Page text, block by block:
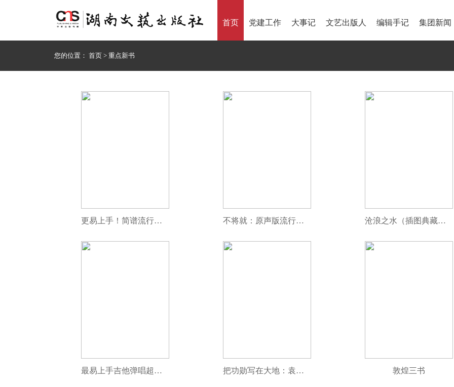
首页 党建工作 大事记 文艺出版人 编辑手记 集团新闻
您的位置： 首页 > 重点新书
更易上手！简谱流行钢琴超精选（新2版） 不将就：原声版流行钢琴曲优选集 沧浪之水（插图典藏版）
最易上手吉他弹唱超精选（讲义版） 把功勋写在大地：袁隆平画传 敦煌三书